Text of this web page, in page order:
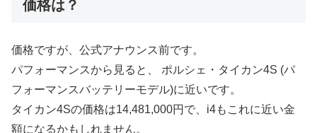
価格は？
価格ですが、公式アナウンス前です。
パフォーマンスから見ると、 ポルシェ・タイカン4S (パ
フォーマンスバッテリーモデル)に近いです。
タイカン4Sの価格は14,481,000円で、i4もこれに近い金
額になるかもしれません。